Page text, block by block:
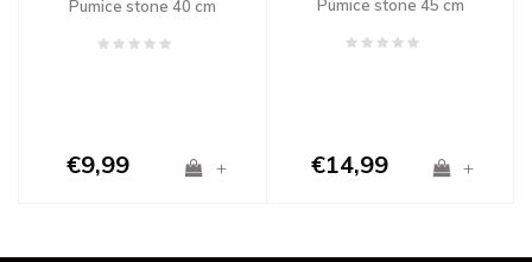
Pumice stone 40 cm
€9,99 +
Pumice stone 45 cm
€14,99 +